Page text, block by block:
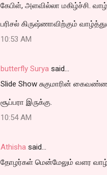
கேபிள், அளவில்லா மகிழ்ச்சி.
பரிசல் கிருஷ்ணாவிற்கும்
10:53 AM
butterfly Surya said…
Slide Show சுகுமாரின்
சூப்பரா இருக்கு.
10:54 AM
Athisha said…
தோழர்கள் மென்மேலும் வளர